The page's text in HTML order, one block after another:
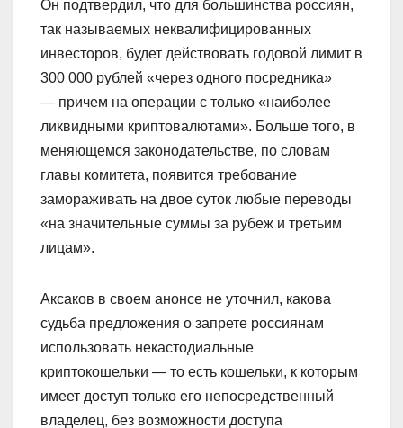
Он подтвердил, что для большинства россиян,
так называемых неквалифицированных
инвесторов, будет действовать годовой лимит в
300 000 рублей «через одного посредника»
— причем на операции с только «наиболее
ликвидными криптовалютами». Больше того, в
меняющемся законодательстве, по словам
главы комитета, появится требование
замораживать на двое суток любые переводы
«на значительные суммы за рубеж и третьим
лицам».
Аксаков в своем анонсе не уточнил, какова
судьба предложения о запрете россиянам
использовать некастодиальные
криптокошельки — то есть кошельки, к которым
имеет доступ только его непосредственный
владелец, без возможности доступа